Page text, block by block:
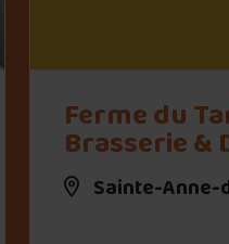
Ferme du
Brasserie &
Sainte-